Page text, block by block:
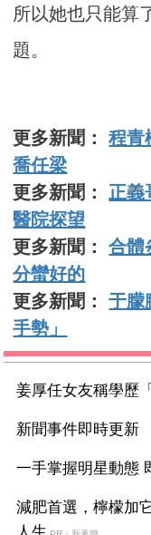
所以她也只能算
題。
更多新聞：程青
喬任梁
更多新聞： 正
醫院探望
更多新聞：合體
分蠻好的
更多新聞：于朦
手勢」
姜厚任女友稱學歷
新聞事件即時更新
一手掌握明星動態
減肥首選，檸檬加
人生